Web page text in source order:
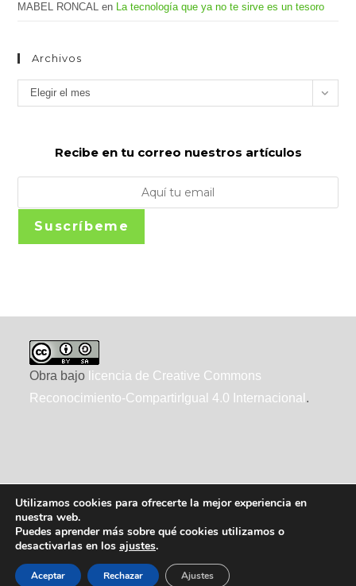
MABEL RONCAL en La tecnología que ya no te sirve es un tesoro
Archivos
Archivos
Elegir el mes
Recibe en tu correo nuestros artículos
Suscríbeme
Obra bajo licencia de Creative Commons
Reconocimiento-CompartirIgual 4.0 Internacional .
2010-2026 ecointeligencia, realizado por
WordPress
Utilizamos cookies para ofrecerte la mejor experiencia en
nuestra web.
Puedes aprender más sobre qué cookies utilizamos o
desactivarlas en los ajustes.
Aceptar Rechazar Ajustes